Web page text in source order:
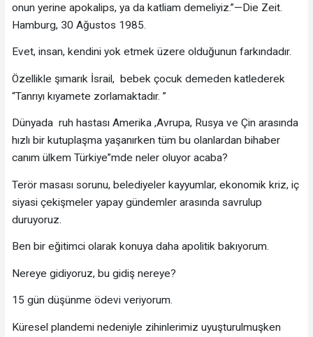
onun yerine apokalips, ya da katliam demeliyiz.”—Die Zeit.
Hamburg, 30 Ağustos 1985.
Evet, insan, kendini yok etmek üzere olduğunun farkındadır.
Özellikle şımarık İsrail, bebek çocuk demeden katlederek
“Tanrıyı kıyamete zorlamaktadır. ”
Dünyada ruh hastası Amerika ,Avrupa, Rusya ve Çin arasında
hızlı bir kutuplaşma yaşanırken tüm bu olanlardan bihaber
canım ülkem Türkiye”mde neler oluyor acaba?
Terör masası sorunu, belediyeler kayyumlar, ekonomik kriz, iç
siyasi çekişmeler yapay gündemler arasında savrulup
duruyoruz.
Ben bir eğitimci olarak konuya daha apolitik bakıyorum.
Nereye gidiyoruz, bu gidiş nereye?
15 gün düşünme ödevi veriyorum.
Küresel plandemi nedeniyle zihinlerimiz uyuşturulmuşken